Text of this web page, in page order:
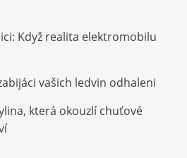
Když realita elektromobilu
vašich ledvin odhaleni
která okouzlí chuťové